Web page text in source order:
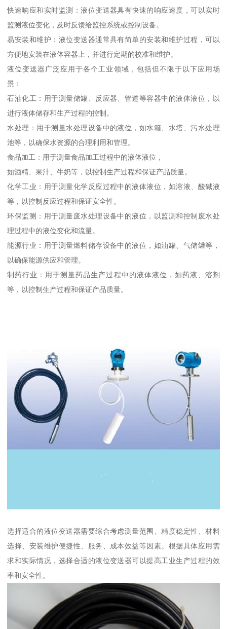
快速响应和实时监测：液位变送器具有快速的响应速度，可以实时
监测液位变化，及时反馈给监控系统或控制设备。
易安装和维护：液位变送器通常具有简单的安装和维护过程，可以
方便地安装在液体容器上，并进行定期的校准和维护。
液位变送器广泛应用于各个工业领域，包括但不限于以下应用场
景：
石油化工：用于测量储罐、反应器、管道等容器中的液体液位，以
进行液体储存和生产过程的控制。
水处理：用于测量水处理设备中的液位，如水箱、水塔、污水处理
池等，以确保水资源的合理利用和管理。
食品加工：用于测量食品加工过程中的液体液位，
如酒精、果汁、牛奶等，以控制生产过程和保证产品质量。
化学工业：用于测量化学反应过程中的液体液位，如溶液、酸碱液
等，以控制反应过程和保证安全性。
环保监测：用于测量废水处理设备中的液位，以监测和控制废水处
理过程中的液位变化和流量。
能源行业：用于测量燃料储存设备中的液位，如油罐、气储罐等，
以确保能源供应和管理。
制药行业：用于测量药品生产过程中的液体液位，如药液、溶剂
等，以控制生产过程和保证产品质量。
选择适合的液位变送器需要综合考虑测量范围、精度稳定性、材料
选择、安装维护便捷性、服务、成本效益等因素。根据具体应用需
求和实际情况，选择合适的液位变送器可以提高工业生产过程的效
率和安全性。